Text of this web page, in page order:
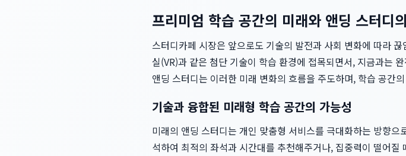
프리미엄 학습 공간의 미래와 앤딩 스터디
스터디카페 시장은 앞으로도 기술의 발전과 사회 변화에 따라
실(VR)과 같은 첨단 기술이 학습 환경에 접목되면서, 지금과는
앤딩 스터디는 이러한 미래 변화의 흐름을 주도하며, 학습 공간
기술과 융합된 미래형 학습 공간의 가능성
미래의 앤딩 스터디는 개인 맞춤형 서비스를 극대화하는 방향
석하여 최적의 좌석과 시간대를 추천해주거나, 집중력이 떨어